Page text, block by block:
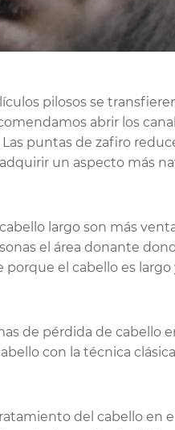
pilosos se
abrir los
puntas de zafiro
un aspecto más
largo son más
el área donante
el cabello es largo
de pérdida de cabello
con la técnica
del cabello en